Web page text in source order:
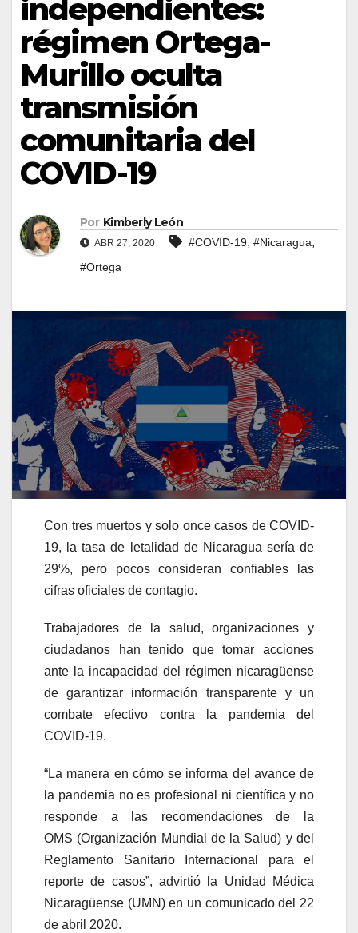
independientes:
régimen Ortega-
Murillo oculta
transmisión
comunitaria del
COVID-19
Por Kimberly León
ABR 27, 2020 #COVID-19, #Nicaragua,
#Ortega
Con tres muertos y solo once casos de COVID-
19, la tasa de letalidad de Nicaragua sería de
29%, pero pocos consideran confiables las
cifras oficiales de contagio.
Trabajadores de la salud, organizaciones y
ciudadanos han tenido que tomar acciones
ante la incapacidad del régimen nicaragüense
de garantizar información transparente y un
combate efectivo contra la pandemia del
COVID-19.
“La manera en cómo se informa del avance de
la pandemia no es profesional ni científica y no
responde a las recomendaciones de la
OMS (Organización Mundial de la Salud) y del
Reglamento Sanitario Internacional para el
reporte de casos”, advirtió la Unidad Médica
Nicaragüense (UMN) en un comunicado del 22
de abril 2020.